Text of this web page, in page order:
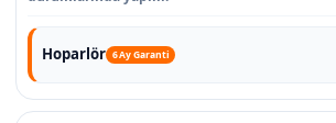
Hoparlör 6 Ay Garanti